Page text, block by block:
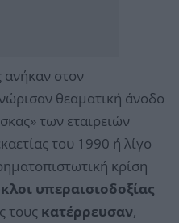
ανήκαν στον
θεαματική άνοδο
των εταιρειών
του 1990 ή λίγο
κρίση
υπεραισιοδοξίας
τους κατέρρευσαν,